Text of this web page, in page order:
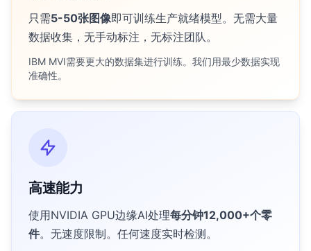
只需5-50张图像即可训练生产就绪模型。无需大量
数据收集，无手动标注，无标注团队。
IBM MVI需要更大的数据集进行训练。我们用最少数据实现
准确性。
高速能力
使用NVIDIA GPU边缘AI处理每分钟12,000+个零
件。无速度限制。任何速度实时检测。